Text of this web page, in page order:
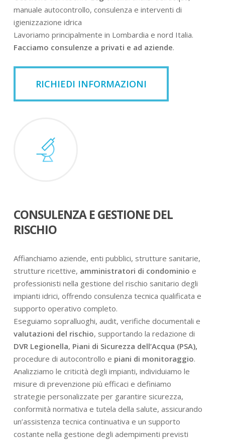
manuale autocontrollo, consulenza e interventi di
igienizzazione idrica
Lavoriamo principalmente in Lombardia e nord Italia.
Facciamo consulenze a privati e ad aziende.
RICHIEDI INFORMAZIONI
CONSULENZA E GESTIONE DEL
RISCHIO
Affianchiamo aziende, enti pubblici, strutture sanitarie,
strutture ricettive, amministratori di condominio e
professionisti nella gestione del rischio sanitario degli
impianti idrici, offrendo consulenza tecnica qualificata e
supporto operativo completo.
Eseguiamo sopralluoghi, audit, verifiche documentali e
valutazioni del rischio, supportando la redazione di
DVR Legionella, Piani di Sicurezza dell’Acqua (PSA),
procedure di autocontrollo e piani di monitoraggio.
Analizziamo le criticità degli impianti, individuiamo le
misure di prevenzione più efficaci e definiamo
strategie personalizzate per garantire sicurezza,
conformità normativa e tutela della salute, assicurando
un’assistenza tecnica continuativa e un supporto
costante nella gestione degli adempimenti previsti